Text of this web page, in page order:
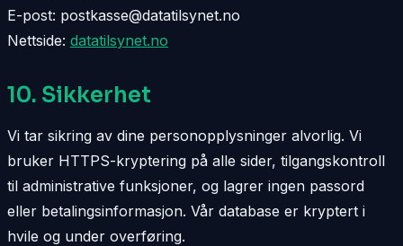
E-post: postkasse@datatilsynet.no
Nettside: datatilsynet.no
10. Sikkerhet
Vi tar sikring av dine personopplysninger alvorlig. Vi
bruker HTTPS-kryptering på alle sider, tilgangskontroll
til administrative funksjoner, og lagrer ingen passord
eller betalingsinformasjon. Vår database er kryptert i
hvile og under overføring.